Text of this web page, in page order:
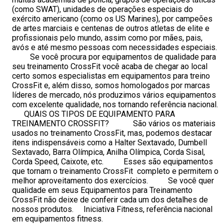
(como SWAT), unidades de operações especiais do
exército americano (como os US Marines), por campeões
de artes marciais e centenas de outros atletas de elite e
profissionais pelo mundo, assim como por mães, pais,
avós e até mesmo pessoas com necessidades especiais.
Se você procura por equipamentos de qualidade para
seu treinamento CrossFit você acaba de chegar ao local
certo somos especialistas em equipamentos para treino
CrossFit e, além disso, somos homologados por marcas
líderes de mercado, nós produzimos vários equipamentos
com excelente qualidade, nos tornando referência nacional.
QUAIS OS TIPOS DE EQUIPAMENTO PARA
TREINAMENTO CROSSFIT? São vários os materiais
usados no treinamento CrossFit, mas, podemos destacar
itens indispensáveis como a Halter Sextavado, Dumbell
Sextavado, Barra Olímpica, Anilha Olímpica, Corda Sisal,
Corda Speed, Caixote, etc. Esses são equipamentos
que tornam o treinamento CrossFit completo e permitem o
melhor aproveitamento dos exercícios. Se você quer
qualidade em seus Equipamentos para Treinamento
CrossFit não deixe de conferir cada um dos detalhes de
nossos produtos. Iniciativa Fitness, referência nacional
em equipamentos fitness.